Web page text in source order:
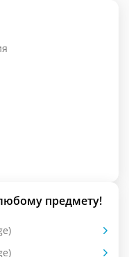
предмету!